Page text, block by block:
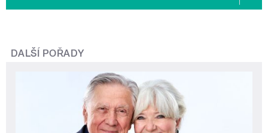
DALŠÍ POŘADY